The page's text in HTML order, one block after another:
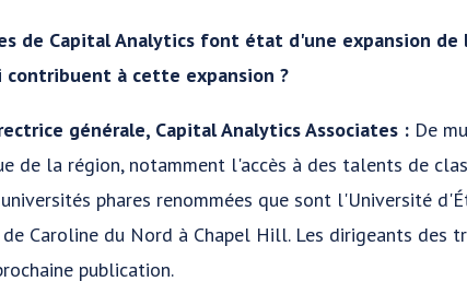
de Capital Analytics font état d'une expansion de
à cette expansion ?
générale, Capital Analytics Associates : De
de la région, notamment l'accès à des talents de
phares renommées que sont l'Université
Caroline du Nord à Chapel Hill. Les dirigeants des
publication.